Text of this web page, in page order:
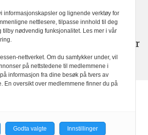
etter Vær Varsom-
for god presseskikk. Her
omPFUsarbeid.
informasjonskapsler og lignende verktøy for
nettlesere, tilpasse innhold til deg
tilby nødvendig funksjonalitet. Les mer i vår
nettverket. Om du samtykker under, vil
på nettstedene til medlemmene i
informasjon fra dine besøk på tvers av
En oversikt over medlemmene finner du på
Godta valgte Innstillinger